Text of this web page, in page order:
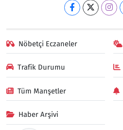
Nöbetçi Eczaneler
Trafik Durumu
Tüm Manşetler
Haber Arşivi